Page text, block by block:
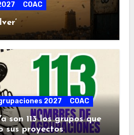
COAC
2027 COAC
son 113 los grupos que
sus proyectos